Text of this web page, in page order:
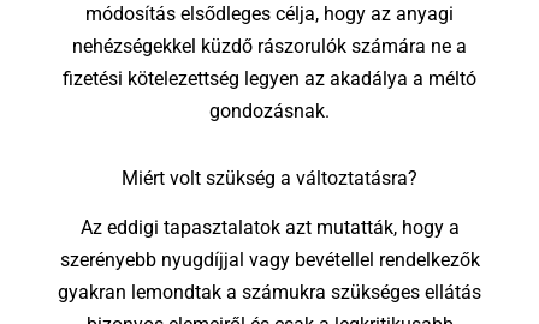
módosítás elsődleges célja, hogy az anyagi
nehézségekkel küzdő rászorulók számára ne a
fizetési kötelezettség legyen az akadálya a méltó
gondozásnak.
Miért volt szükség a változtatásra?
Az eddigi tapasztalatok azt mutatták, hogy a
szerényebb nyugdíjjal vagy bevétellel rendelkezők
gyakran lemondtak a számukra szükséges ellátás